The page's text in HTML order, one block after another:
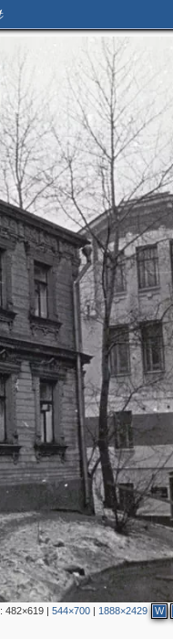
482×619 |544×700 | 1888×2429 W